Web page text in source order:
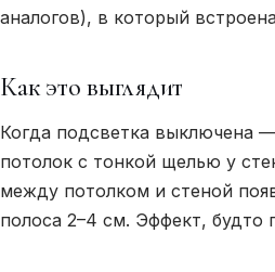
аналогов), в который
Как это выглядит
Когда подсветка выключена
потолок с тонкой щелью у
между потолком и стеной
полоса 2–4 см. Эффект, будто